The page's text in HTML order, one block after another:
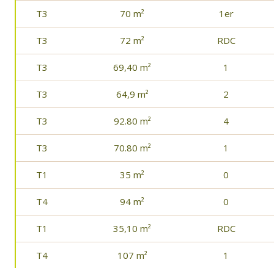
T3 70 m² 1er
T3 72 m² RDC
T3 69,40 m² 1
T3 64,9 m² 2
T3 92.80 m² 4
T3 70.80 m² 1
T1 35 m² 0
T4 94 m² 0
T1 35,10 m² RDC
T4 107 m² 1